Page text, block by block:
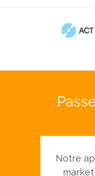
Notre